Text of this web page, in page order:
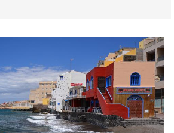
Comida & Restaurantes
Dónde quedarse
& aire libre
Playas